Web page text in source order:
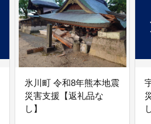
氷川町 令和8年熊本地震
災害支援【返礼品な
し】